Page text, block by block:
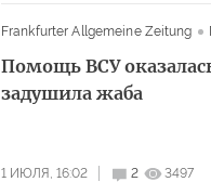
Frankfurter Allgemeine Zeitung
Помощь ВСУ
задушила жаба
1 ИЮЛЯ, 16:02 2 3497